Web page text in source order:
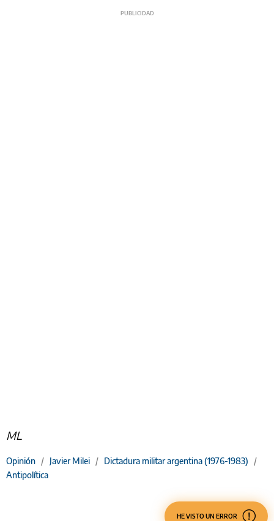
ML
Opinión / Javier Milei / Dictadura militar argentina (1976-1983)
/
Antipolítica
HE VISTO UN ERROR